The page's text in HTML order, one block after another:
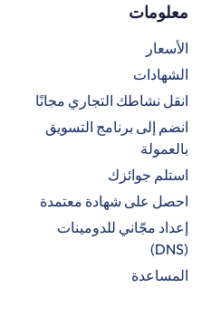
معلومات
الأسعار
الشهادات
انقل نشاطك التجاري مجانًا
انضم إلى برنامج التسويق
بالعمولة
استلم جوائزك
احصل على شهادة معتمدة
إعداد مجّاني للدومينات
(DNS)
المساعدة